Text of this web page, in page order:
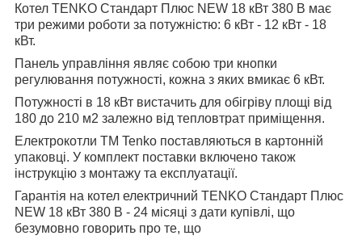
Котел TENKO Стандарт Плюс NEW 18 кВт 380 В має
три режими роботи за потужністю: 6 кВт - 12 кВт - 18
кВт.
Панель управління являє собою три кнопки
регулювання потужності, кожна з яких вмикає 6 кВт.
Потужності в 18 кВт вистачить для обігріву площі від
180 до 210 м2 залежно від тепловтрат приміщення.
Електрокотли ТМ Tenko поставляються в картонній
упаковці. У комплект поставки включено також
інструкцію з монтажу та експлуатації.
Гарантія на котел електричний TENKO Стандарт Плюс
NEW 18 кВт 380 В - 24 місяці з дати купівлі, що
безумовно говорить про те, що